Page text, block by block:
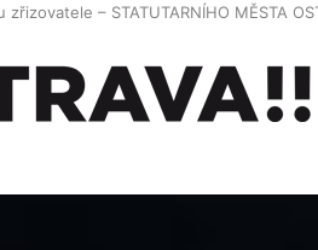
– STATUTARNÍHO MĚSTA